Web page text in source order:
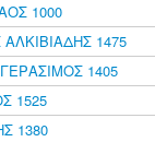
1000
1475
1405
1525
1380